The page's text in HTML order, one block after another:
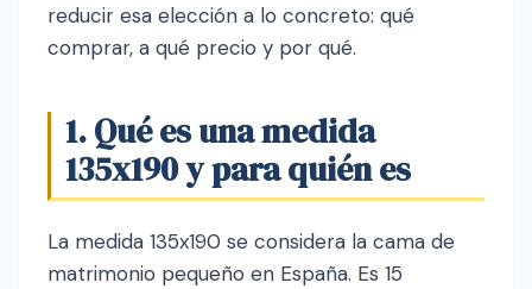
reducir esa elección a lo concreto: qué
comprar, a qué precio y por qué.
1. Qué es una medida
135x190 y para quién es
La medida 135x190 se considera la cama de
matrimonio pequeño en España. Es 15